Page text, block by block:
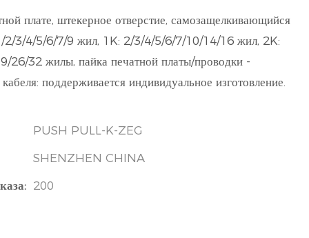
плате, штекерное отверстие, самозащелкивающийся
2/3/4/5/6/7/9 жил, 1K: 2/3/4/5/6/7/10/14/16 жил, 2K:
32 жилы, пайка печатной платы/проводки -
поддерживается индивидуальное изготовление.
PUSH PULL-K-ZEG
SHENZHEN CHINA
200